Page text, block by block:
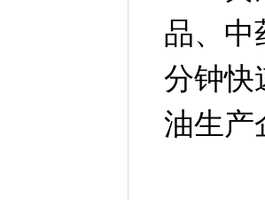
品、中
分钟快
油生产